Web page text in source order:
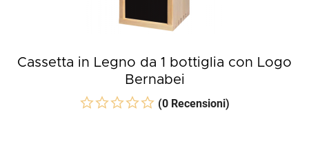
Cassetta in Legno da 1 bottiglia con Logo
Bernabei
(0 Recensioni)